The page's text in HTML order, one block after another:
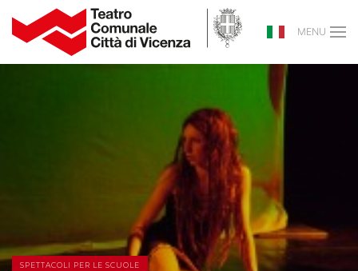
MENU
SPETTACOLI PER LE SCUOLE